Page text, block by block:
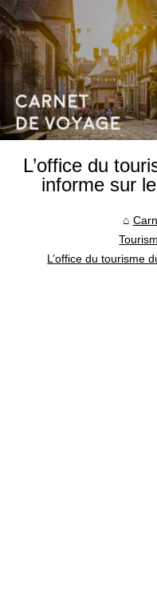
L’office du
informe sur
L’office du tourisme